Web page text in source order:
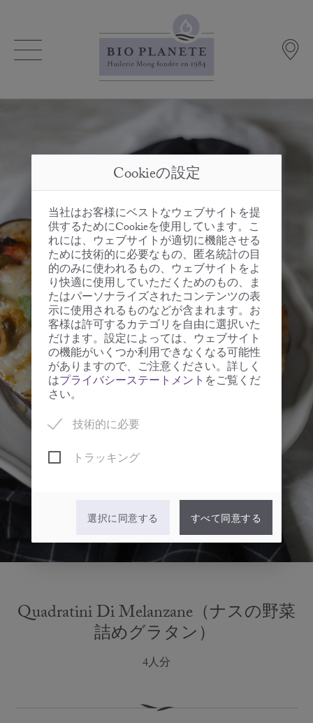
Cookieの設定
当社はお客様にベストなウェブサイトを提
供するためにCookieを使用しています。こ
れには、ウェブサイトが適切に機能させる
ために技術的に必要なもの、匿名統計の目
的のみに使われるもの、ウェブサイトをよ
り快適に使用していただくためのもの、ま
たはパーソナライズされたコンテンツの表
示に使用されるものなどが含まれます。お
客様は許可するカテゴリを自由に選択いた
だけます。設定によっては、ウェブサイト
の機能がいくつか利用できなくなる可能性
がありますので、ご注意ください。詳しく
はプライバシーステートメント をご覧くだ
さい。
技術的に必要
トラッキング
選択に同意する すべて同意する
Quadratini Di Melanzane（ナスの野菜
詰めグラタン）
4人分